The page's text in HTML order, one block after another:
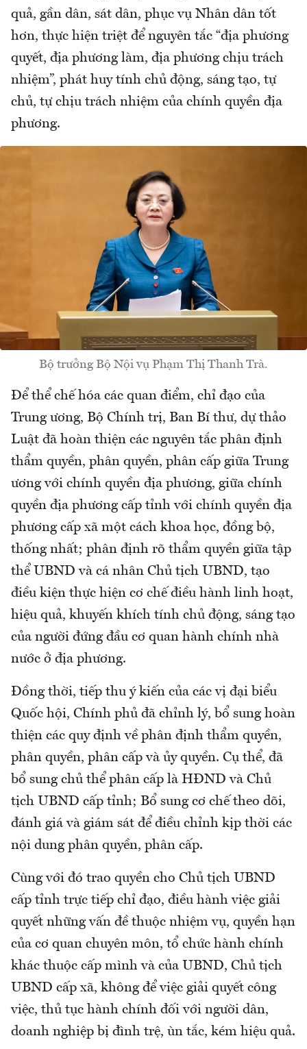
quả, gần dân, sát dân, phục vụ Nhân dân tốt
hơn, thực hiện triệt để nguyên tắc “địa phương
quyết, địa phương làm, địa phương chịu trách
nhiệm”, phát huy tính chủ động, sáng tạo, tự
chủ, tự chịu trách nhiệm của chính quyền địa
phương.
Bộ trưởng Bộ Nội vụ Phạm Thị Thanh Trà.
Để thể chế hóa các quan điểm, chỉ đạo của
Trung ương, Bộ Chính trị, Ban Bí thư, dự thảo
Luật đã hoàn thiện các nguyên tắc phân định
thẩm quyền, phân quyền, phân cấp giữa Trung
ương với chính quyền địa phương, giữa chính
quyền địa phương cấp tỉnh với chính quyền địa
phương cấp xã một cách khoa học, đồng bộ,
thống nhất; phân định rõ thẩm quyền giữa tập
thể UBND và cá nhân Chủ tịch UBND, tạo
điều kiện thực hiện cơ chế điều hành linh hoạt,
hiệu quả, khuyến khích tính chủ động, sáng tạo
của người đứng đầu cơ quan hành chính nhà
nước ở địa phương.
Đồng thời, tiếp thu ý kiến của các vị đại biểu
Quốc hội, Chính phủ đã chỉnh lý, bổ sung hoàn
thiện các quy định về phân định thẩm quyền,
phân quyền, phân cấp và ủy quyền. Cụ thể, đã
bổ sung chủ thể phân cấp là HĐND và Chủ
tịch UBND cấp tỉnh; Bổ sung cơ chế theo dõi,
đánh giá và giám sát để điều chỉnh kịp thời các
nội dung phân quyền, phân cấp.
Cùng với đó trao quyền cho Chủ tịch UBND
cấp tỉnh trực tiếp chỉ đạo, điều hành việc giải
quyết những vấn đề thuộc nhiệm vụ, quyền hạn
của cơ quan chuyên môn, tổ chức hành chính
khác thuộc cấp mình và của UBND, Chủ tịch
UBND cấp xã, không để việc giải quyết công
việc, thủ tục hành chính đối với người dân,
doanh nghiệp bị đình trệ, ùn tắc, kém hiệu quả.